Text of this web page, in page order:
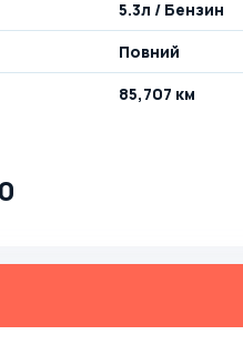
5.3л / Бензин
Повний
85,707 км